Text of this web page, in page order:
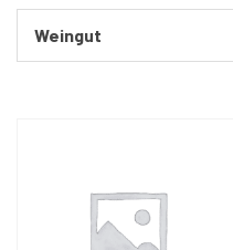
Weingut